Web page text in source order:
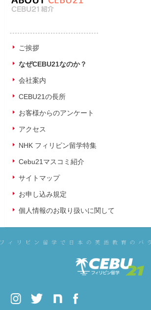
ご挨拶
なぜCEBU21なのか？
会社案内
CEBU21の長所
お客様からのアンケート
アクセス
NHK フィリピン留学特集
Cebu21マスコミ紹介
サイトマップ
お申し込み規定
個人情報のお取り扱いに関して